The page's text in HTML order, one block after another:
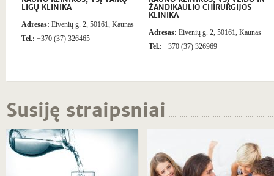
LIGŲ KLINIKA
Adresas: Eivenių g. 2, 50161, Kaunas
Tel.: +370 (37) 326465
ŽANDIKAULIO CHIRURGIJOS
KLINIKA
Adresas: Eivenių g. 2, 50161, Kaunas
Tel.: +370 (37) 326969
Susiję straipsniai